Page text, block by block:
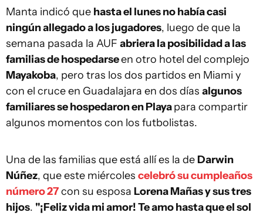
Manta indicó que hasta el lunes no había casi
ningún allegado a los jugadores, luego de que la
semana pasada la AUF abriera la posibilidad a las
familias de hospedarseen otro hotel del complejo
Mayakoba, pero tras los dos partidos en Miami y
con el cruce en Guadalajara en dos días algunos
familiares se hospedaron en Playapara compartir
algunos momentos con los futbolistas.
Una de las familias que está allí es la de Darwin
Núñez, que este miércoles celebró su cumpleaños
número 27con su esposa Lorena Mañas y sus tres
hijos. "¡Feliz vida mi amor! Te amo hasta que el sol